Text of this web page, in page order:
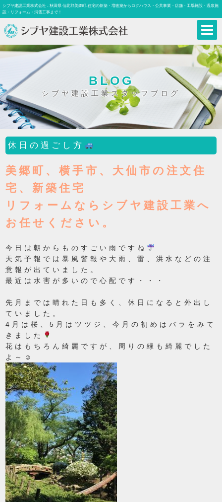
シブヤ建設工業株式会社 - 秋田県 仙北郡美郷町-住宅の新築・増改築からログハウス・公共事業・店舗・工場施設・温泉施
設・リフォーム・消雪工事まで！
BLOG
シブヤ建設工業スタッフブログ
休日の過ごし方
美郷町、横手市、大仙市の注文住
宅、新築住宅
リフォームならシブヤ建設工業へ
お任せください。
今日は朝からものすごい雨ですね
天気予報では暴風警報や大雨、雷、洪水などの注
意報が出ていました。
最近は水害が多いので心配です・・・
先月までは晴れた日も多く、休日になると外出し
ていました。
4月は桜、5月はツツジ、今月の初めはバラをみて
きました
花はもちろん綺麗ですが、周りの緑も綺麗でした
よ～☺